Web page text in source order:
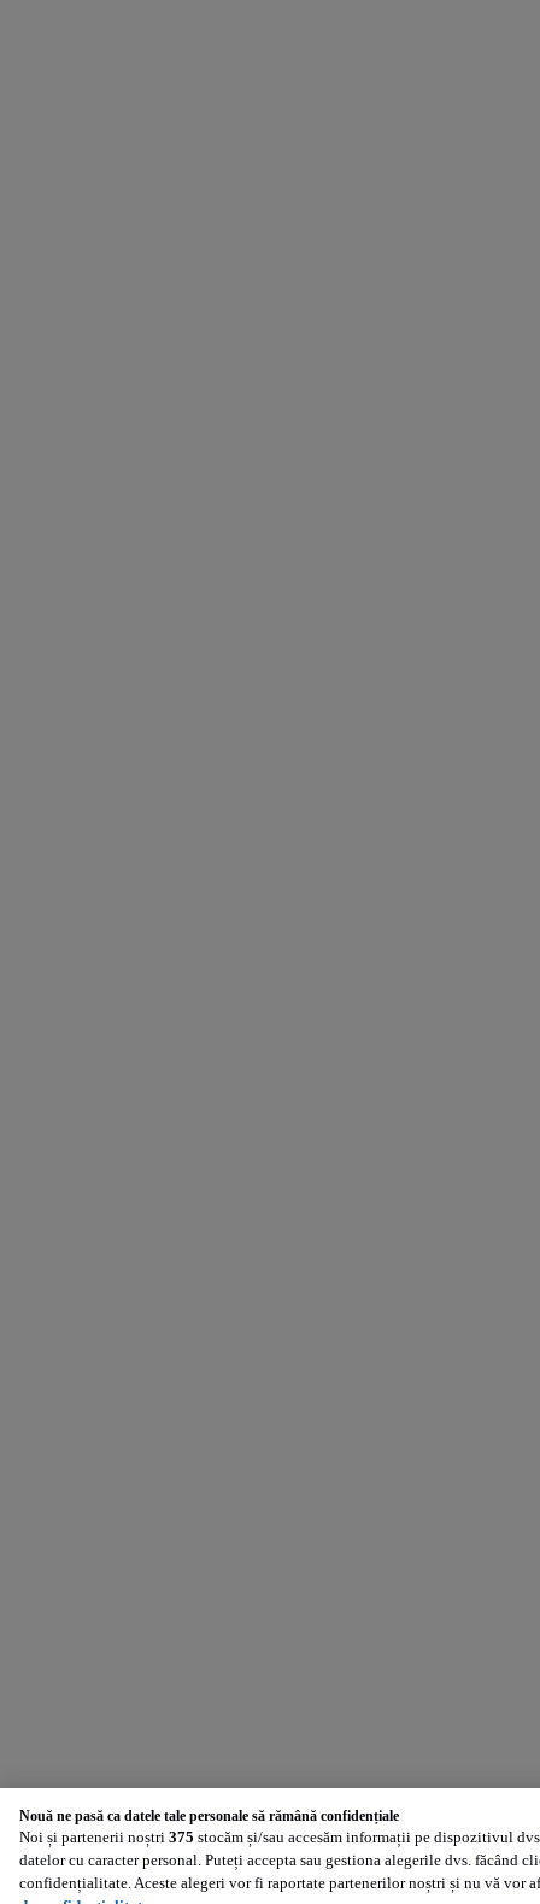
Nouă ne pasă ca datele tale personale să rămână confidențiale
Noi și partenerii noștri 375 stocăm și/sau accesăm informații pe dispozitivul
datelor cu caracter personal. Puteți accepta sau gestiona alegerile dvs. făcând
confidențialitate. Aceste alegeri vor fi raportate partenerilor noștri și nu vă vor